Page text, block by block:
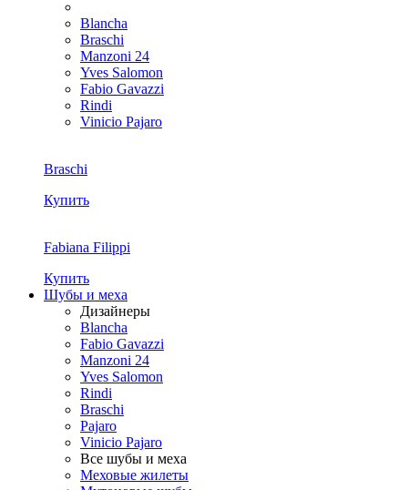
Blancha
Braschi
Manzoni 24
Yves Salomon
Fabio Gavazzi
Rindi
Vinicio Pajaro
Braschi
Купить
Fabiana Filippi
Купить
Шубы и меха
Дизайнеры
Blancha
Fabio Gavazzi
Manzoni 24
Yves Salomon
Rindi
Braschi
Pajaro
Vinicio Pajaro
Все шубы и меха
Меховые жилеты